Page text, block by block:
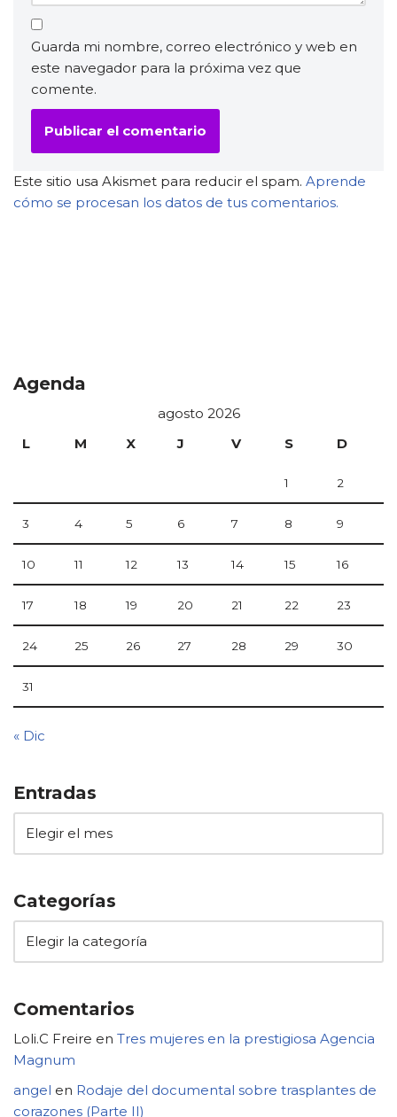
Guarda mi nombre, correo electrónico y web en
este navegador para la próxima vez que
comente.
Este sitio usa Akismet para reducir el spam. Aprende
cómo se procesan los datos de tus comentarios.
Agenda
agosto 2026
L
M X J V S D
1 2
3 4 5 6 7 8 9
10 11 12 13 14 15 16
17 18 19 20 21 22 23
24 25 26 27 28 29 30
31
« Dic
Entradas
Categorías
Comentarios
Loli.C Freire en Tres mujeres en la prestigiosa Agencia
Magnum
angel en Rodaje del documental sobre trasplantes de
corazones (Parte II)